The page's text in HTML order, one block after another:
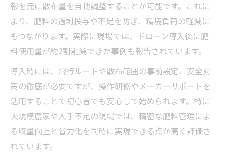
報を元に散布量を自動調整することが可能です。これに
より、肥料の過剰投与や不足を防ぎ、環境負荷の軽減に
もつながります。実際に現場では、ドローン導入後に肥
料使用量が約2割削減できた事例も報告されています。
導入時には、飛行ルートや散布範囲の事前設定、安全対
策の徹底が必要ですが、操作研修やメーカーサポートを
活用することで初心者でも安心して始められます。特に
大規模農家や人手不足の現場では、精密な肥料管理によ
る収量向上と省力化を同時に実現できる点が高く評価さ
れています。